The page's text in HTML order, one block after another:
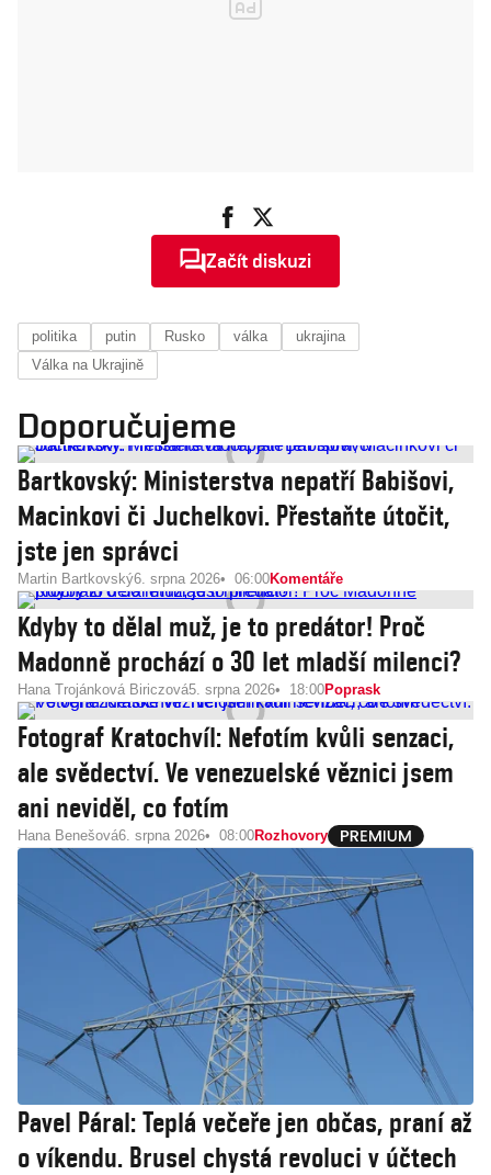
Začít diskuzi
politika putin Rusko válka
ukrajina
Válka na Ukrajině
Doporučujeme
Bartkovský: Ministerstva nepatří Babišovi,
Macinkovi či Juchelkovi. Přestaňte útočit,
jste jen správci
Martin Bartkovský6. srpna 2026 06:00Komentáře
Kdyby to dělal muž, je to predátor! Proč
Madonně prochází o 30 let mladší milenci?
Hana Trojánková Biriczová5. srpna 2026 18:00Poprask
Fotograf Kratochvíl: Nefotím kvůli senzaci,
ale svědectví. Ve venezuelské věznici jsem
ani neviděl, co fotím
Hana Benešová6. srpna 2026 08:00Rozhovory
Pavel Páral: Teplá večeře jen občas, praní až
o víkendu. Brusel chystá revoluci v účtech